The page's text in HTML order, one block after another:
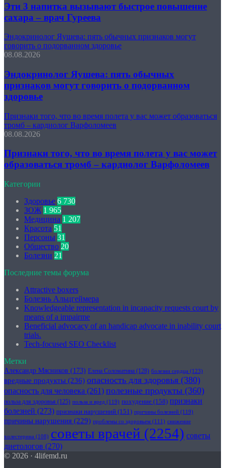
Эти 3 напитка вызывают быстрое повышение
сахара – врач Гуреева
Эндокринолог Яушева: пять обычных признаков могут
говорить о подорванном здоровье
08.08.2026
Эндокринолог Яушева: пять обычных
признаков могут говорить о подорванном
здоровье
Признаки того, что во время полета у вас может образоваться
тромб – кардиолог Варфоломеев
08.08.2026
Признаки того, что во время полета у вас может
образоваться тромб – кардиолог Варфоломеев
Категории
Здоровье 6 730
ЗОЖ 1 965
Медицина 1 207
Красота 51
Персоны 31
Общество 20
Болезни 21
Последние темы форума
Attractive boxers
Болезнь Альцгеймера
Knowledgeable representation in incapacity requests court by
means of a impairme
Beneficial advocacy of an handicap advocate in inability court
trials.
Tech-focused SEO Checklist
Метки
Александр Мясников (173) Елена Соломатина (128) болезни сердца (123)
вредные продукты (236) опасность для здоровья (380)
опасность для человека (261) полезные продукты (360)
польза для здоровья (125) польза и вред (119) похудение (158) признаки
болезней (273) признаки нарушений (151) причины болезней (119)
причины нарушения (229) проблемы со здоровьем (111) снижение
холестерина (108) советы врачей (2254) советы
диетологов (270)
© 2026 · 4lifemd.ru